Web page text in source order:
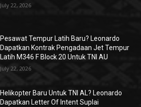
July 22, 2026
Pesawat Tempur Latih Baru? Leonardo
Dapatkan Kontrak Pengadaan Jet Tempur
Latih M346 F Block 20 Untuk TNI AU
July 22, 2026
Helikopter Baru Untuk TNI AL? Leonardo
Dapatkan Letter Of Intent Suplai